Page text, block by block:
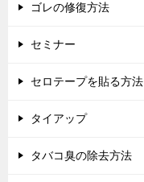
ゴレの修復方法
セミナー
セロテープを貼る方法
タイアップ
タバコ臭の除去方法